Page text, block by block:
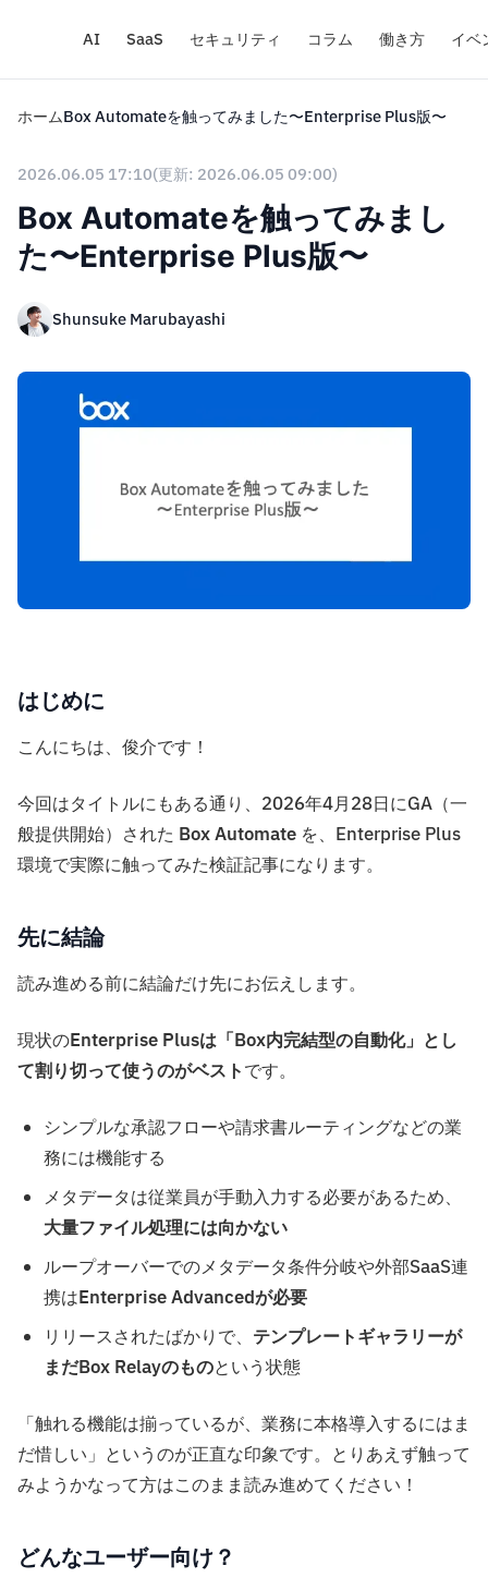
AI SaaS セキュリティ コラム 働き方 イベ
ホームBox Automateを触ってみました〜Enterprise Plus版〜
2026.06.05 17:10(更新: 2026.06.05 09:00)
Box Automateを触ってみまし
た〜Enterprise Plus版〜
Shunsuke Marubayashi
はじめに
こんにちは、俊介です！
今回はタイトルにもある通り、2026年4月28日にGA（一
般提供開始）された Box Automate を、Enterprise Plus
環境で実際に触ってみた検証記事になります。
先に結論
読み進める前に結論だけ先にお伝えします。
現状のEnterprise Plusは「Box内完結型の自動化」とし
て割り切って使うのがベストです。
シンプルな承認フローや請求書ルーティングなどの業
務には機能する
メタデータは従業員が手動入力する必要があるため、
大量ファイル処理には向かない
ループオーバーでのメタデータ条件分岐や外部SaaS連
携はEnterprise Advancedが必要
リリースされたばかりで、 テンプレートギャラリーが
まだBox Relayのものという状態
「触れる機能は揃っているが、業務に本格導入するにはま
だ惜しい」というのが正直な印象です。とりあえず触って
みようかなって方はこのまま読み進めてください！
どんなユーザー向け？